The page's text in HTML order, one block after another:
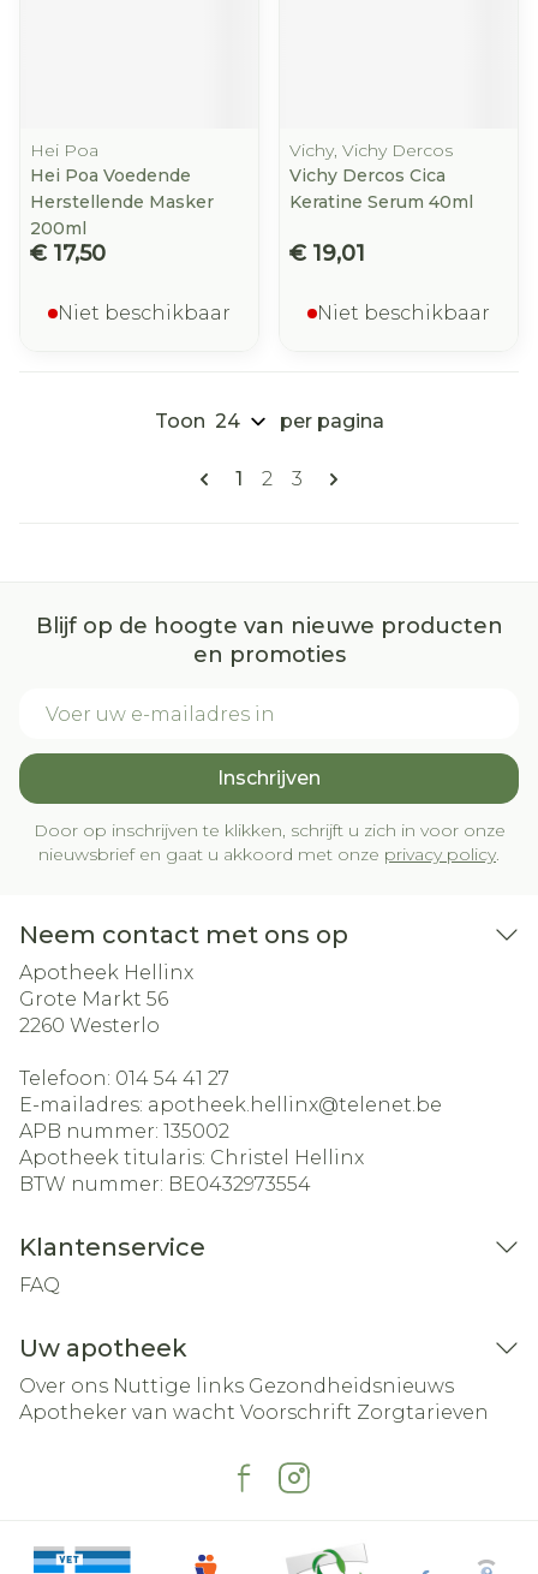
Hei Poa
Hei Poa Voedende
Herstellende Masker
200ml
€ 17,50
Niet beschikbaar
Vichy, Vichy Dercos
Vichy Dercos Cica
Keratine Serum 40ml
€ 19,01
Niet beschikbaar
Pagina's
U lees momenteel pagina
1 Pagina
2 Pagina
3
Toon per pagina
Blijf op de hoogte van nieuwe producten
en promoties
Inschrijven
Door op inschrijven te klikken, schrijft u zich in voor onze
nieuwsbrief en gaat u akkoord met onze privacy policy.
Neem contact met ons op
Apotheek Hellinx
Grote Markt 56
2260 Westerlo
Telefoon: 014 54 41 27
E-mailadres: apotheek.hellinx@telenet.be
APB nummer: 135002
Apotheek titularis: Christel Hellinx
BTW nummer: BE0432973554
Klantenservice
FAQ
Uw apotheek
Over ons Nuttige links Gezondheidsnieuws
Apotheker van wacht Voorschrift Zorgtarieven